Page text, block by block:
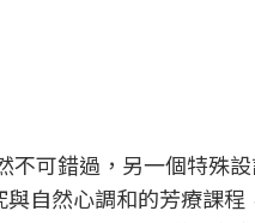
不可錯過，另一個特殊
自然心調和的芳療課